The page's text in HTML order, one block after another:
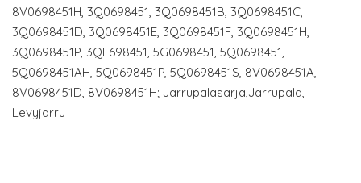
8V0698451H, 3Q0698451, 3Q0698451B, 3Q0698451C,
3Q0698451D, 3Q0698451E, 3Q0698451F, 3Q0698451H,
3Q0698451P, 3QF698451, 5G0698451, 5Q0698451,
5Q0698451AH, 5Q0698451P, 5Q0698451S, 8V0698451A,
8V0698451D, 8V0698451H; Jarrupalasarja,Jarrupala,
Levyjarru